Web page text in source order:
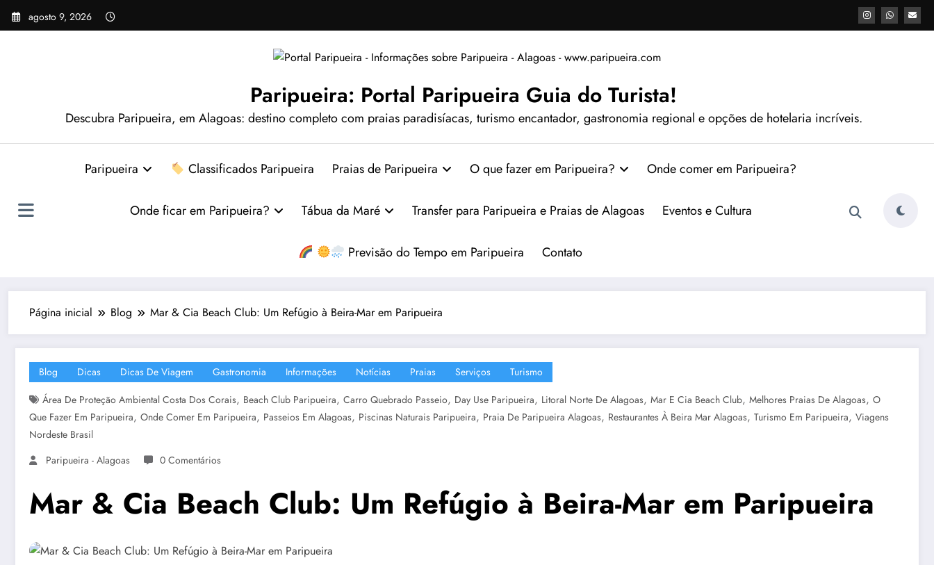
Pular
para
agosto 9, 2026
Paripueira: Portal Paripueira Guia do Turista!
Descubra Paripueira, em Alagoas: destino completo com praias paradisíacas, turismo encantador, gastronomia regional e opções de hotelaria incríveis.
Paripueira Classificados Paripueira Praias de Paripueira O que fazer em Paripueira? Onde comer em Paripueira?
Onde ficar em Paripueira? Tábua da Maré Transfer para Paripueira e Praias de Alagoas Eventos e Cultura
Previsão do Tempo em Paripueira Contato
Página inicial Blog Mar & Cia Beach Club: Um Refúgio à Beira-Mar em Paripueira
Blog Dicas Dicas De Viagem Gastronomia Informações Notícias Praias Serviços
Turismo
Área De Proteção Ambiental Costa Dos Corais, Beach Club Paripueira, Carro Quebrado Passeio, Day Use Paripueira, Litoral Norte De Alagoas, Mar E Cia Beach Club, Melhores Praias De Alagoas, O
Que Fazer Em Paripueira, Onde Comer Em Paripueira, Passeios Em Alagoas, Piscinas Naturais Paripueira, Praia De Paripueira Alagoas, Restaurantes À Beira Mar Alagoas, Turismo Em Paripueira, Viagens
Nordeste Brasil
Paripueira - Alagoas
0 Comentários
Mar & Cia Beach Club: Um Refúgio à Beira-Mar em Paripueira